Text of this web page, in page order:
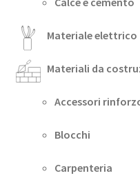
Materiale elettrico
Materiali da
Accessori
Blocchi
Carpenteria